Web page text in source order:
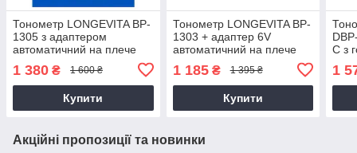
Тонометр LONGEVITA BP-
1305 з адаптером
автоматичний на плече
1 380 ₴ 1 600 ₴
Купити
Тонометр LONGEVITA BP-
1303 + адаптер 6V
автоматичний на плече
1 185₴ 1 395 ₴
Купити
C з
1
Акційні пропозиції та новинки